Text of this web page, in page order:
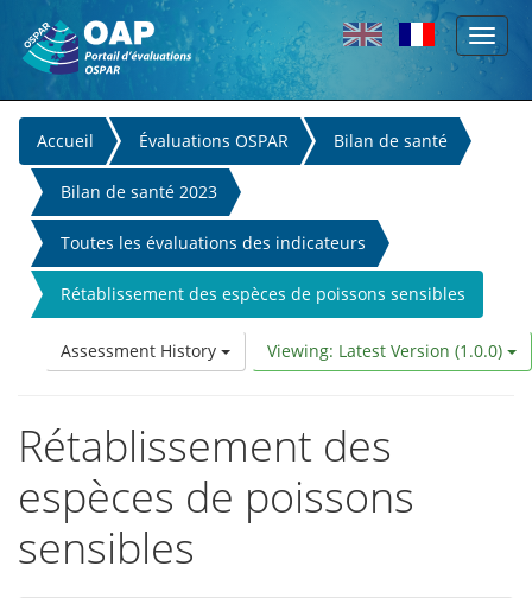
Skip to main content
Toggle
You
are
here
Accueil Évaluations OSPAR Bilan de santé
Bilan de santé 2023
Toutes les évaluations des indicateurs
Rétablissement des espèces de poissons sensibles
Viewing: Latest Version (1.0.0)
Assessment History
Rétablissement des
espèces de poissons
sensibles